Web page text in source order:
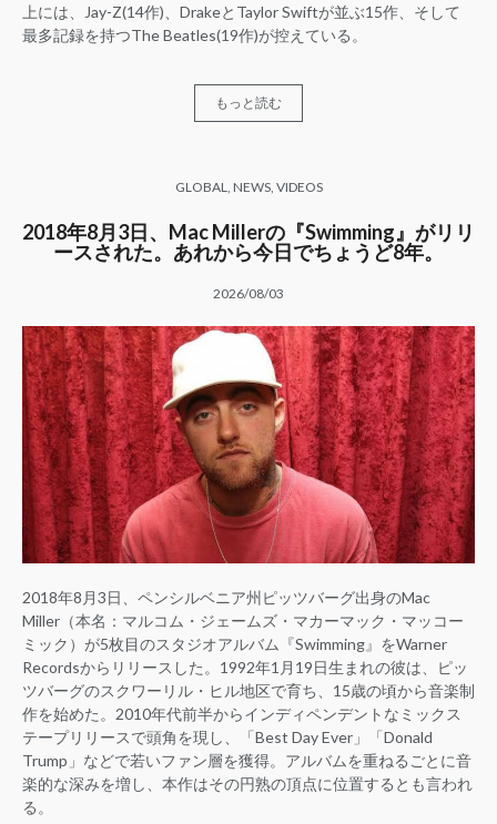
上には、Jay-Z(14作)、DrakeとTaylor Swiftが並ぶ15作、そして
最多記録を持つThe Beatles(19作)が控えている。
もっと読む
GLOBAL, NEWS, VIDEOS
2018年8月3日、Mac Millerの『Swimming』がリリ
ースされた。あれから今日でちょうど8年。
2026/08/03
2018年8月3日、ペンシルベニア州ピッツバーグ出身のMac
Miller（本名：マルコム・ジェームズ・マカーマック・マッコー
ミック）が5枚目のスタジオアルバム『Swimming』をWarner
Recordsからリリースした。1992年1月19日生まれの彼は、ピッ
ツバーグのスクワーリル・ヒル地区で育ち、15歳の頃から音楽制
作を始めた。2010年代前半からインディペンデントなミックス
テープリリースで頭角を現し、「Best Day Ever」「Donald
Trump」などで若いファン層を獲得。アルバムを重ねるごとに音
楽的な深みを増し、本作はその円熟の頂点に位置するとも言われ
る。